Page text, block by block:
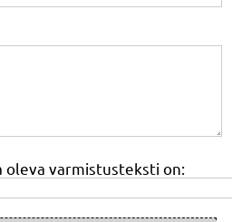
oleva varmistusteksti on: